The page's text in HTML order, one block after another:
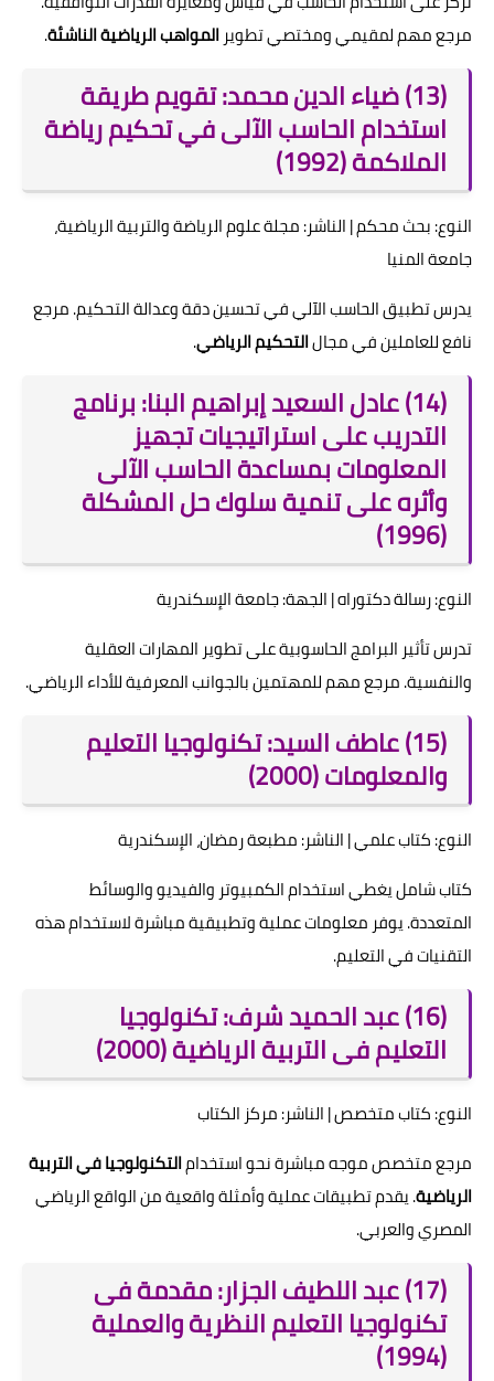
مرجع مهم لمقيمي ومختصي تطويرالمواهب الرياضية الناشئة.
(13) ضياء الدين محمد: تقويم طريقة
استخدام الحاسب الآلى في تحكيم رياضة
الملاكمة (1992)
النوع: بحث محكم | الناشر: مجلة علوم الرياضة والتربية الرياضية،
جامعة المنيا
يدرس تطبيق الحاسب الآلي في تحسين دقة وعدالة التحكيم. مرجع
نافع للعاملين في مجالالتحكيم الرياضي.
(14) عادل السعيد إبراهيم البنا: برنامج
التدريب على استراتيجيات تجهيز
المعلومات بمساعدة الحاسب الآلى
وأثره على تنمية سلوك حل المشكلة
(1996)
النوع: رسالة دكتوراه | الجهة: جامعة الإسكندرية
تدرس تأثير البرامج الحاسوبية على تطوير المهارات العقلية
والنفسية. مرجع مهم للمهتمين بالجوانب المعرفية للأداء الرياضي.
(15) عاطف السيد: تكنولوجيا التعليم
والمعلومات (2000)
النوع: كتاب علمي | الناشر: مطبعة رمضان، الإسكندرية
كتاب شامل يغطي استخدام الكمبيوتر والفيديو والوسائط
المتعددة. يوفر معلومات عملية وتطبيقية مباشرة لاستخدام هذه
التقنيات في التعليم.
(16) عبد الحميد شرف: تكنولوجيا
التعليم فى التربية الرياضية (2000)
النوع: كتاب متخصص | الناشر: مركز الكتاب
مرجع متخصص موجه مباشرة نحو استخدامالتكنولوجيا في التربية
الرياضية. يقدم تطبيقات عملية وأمثلة واقعية من الواقع الرياضي
المصري والعربي.
(17) عبد اللطيف الجزار: مقدمة فى
تكنولوجيا التعليم النظرية والعملية
(1994)